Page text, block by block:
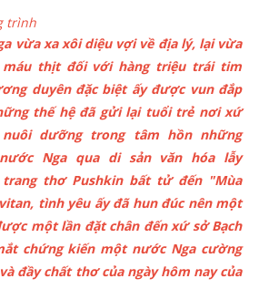
trình
vừa xa xôi diệu vợi về địa lý, lại vừa
thịt đối với hàng triệu trái tim
duyên đặc biệt ấy được vun đắp
thế hệ đã gửi lại tuổi trẻ nơi xứ
dưỡng trong tâm hồn những
Nga qua di sản văn hóa lẫy
thơ Pushkin bất tử đến "Mùa
tình yêu ấy đã hun đúc nên một
một lần đặt chân đến xứ sở Bạch
chứng kiến một nước Nga cường
đầy chất thơ của ngày hôm nay của